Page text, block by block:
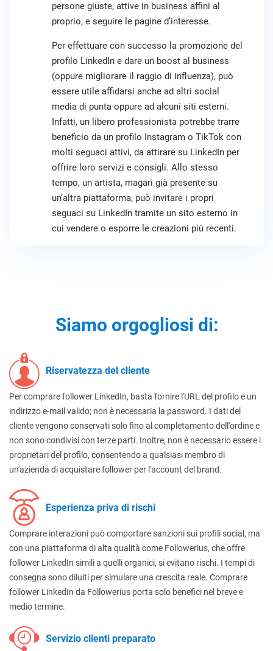
persone giuste, attive in business affini al
proprio, e seguire le pagine d’interesse.
Per effettuare con successo la promozione del
profilo LinkedIn e dare un boost al business
(oppure migliorare il raggio di influenza), può
essere utile affidarsi anche ad altri social
media di punta oppure ad alcuni siti esterni.
Infatti, un libero professionista potrebbe trarre
beneficio da un profilo Instagram o TikTok con
molti seguaci attivi, da attirare su LinkedIn per
offrire loro servizi e consigli. Allo stesso
tempo, un artista, magari già presente su
un’altra piattaforma, può invitare i propri
seguaci su LinkedIn tramite un sito esterno in
cui vendere o esporre le creazioni più recenti.
Siamo orgogliosi di:
Riservatezza del cliente
Per comprare follower LinkedIn, basta fornire l'URL del profilo e un
indirizzo e-mail valido; non è necessaria la password. I dati del
cliente vengono conservati solo fino al completamento dell'ordine e
non sono condivisi con terze parti. Inoltre, non è necessario essere i
proprietari del profilo, consentendo a qualsiasi membro di
un'azienda di acquistare follower per l'account del brand.
Esperienza priva di rischi
Comprare interazioni può comportare sanzioni sui profili social, ma
con una piattaforma di alta qualità come Followerius, che offre
follower LinkedIn simili a quelli organici, si evitano rischi. I tempi di
consegna sono diluiti per simulare una crescita reale. Comprare
follower LinkedIn da Followerius porta solo benefici nel breve e
medio termine.
Servizio clienti preparato